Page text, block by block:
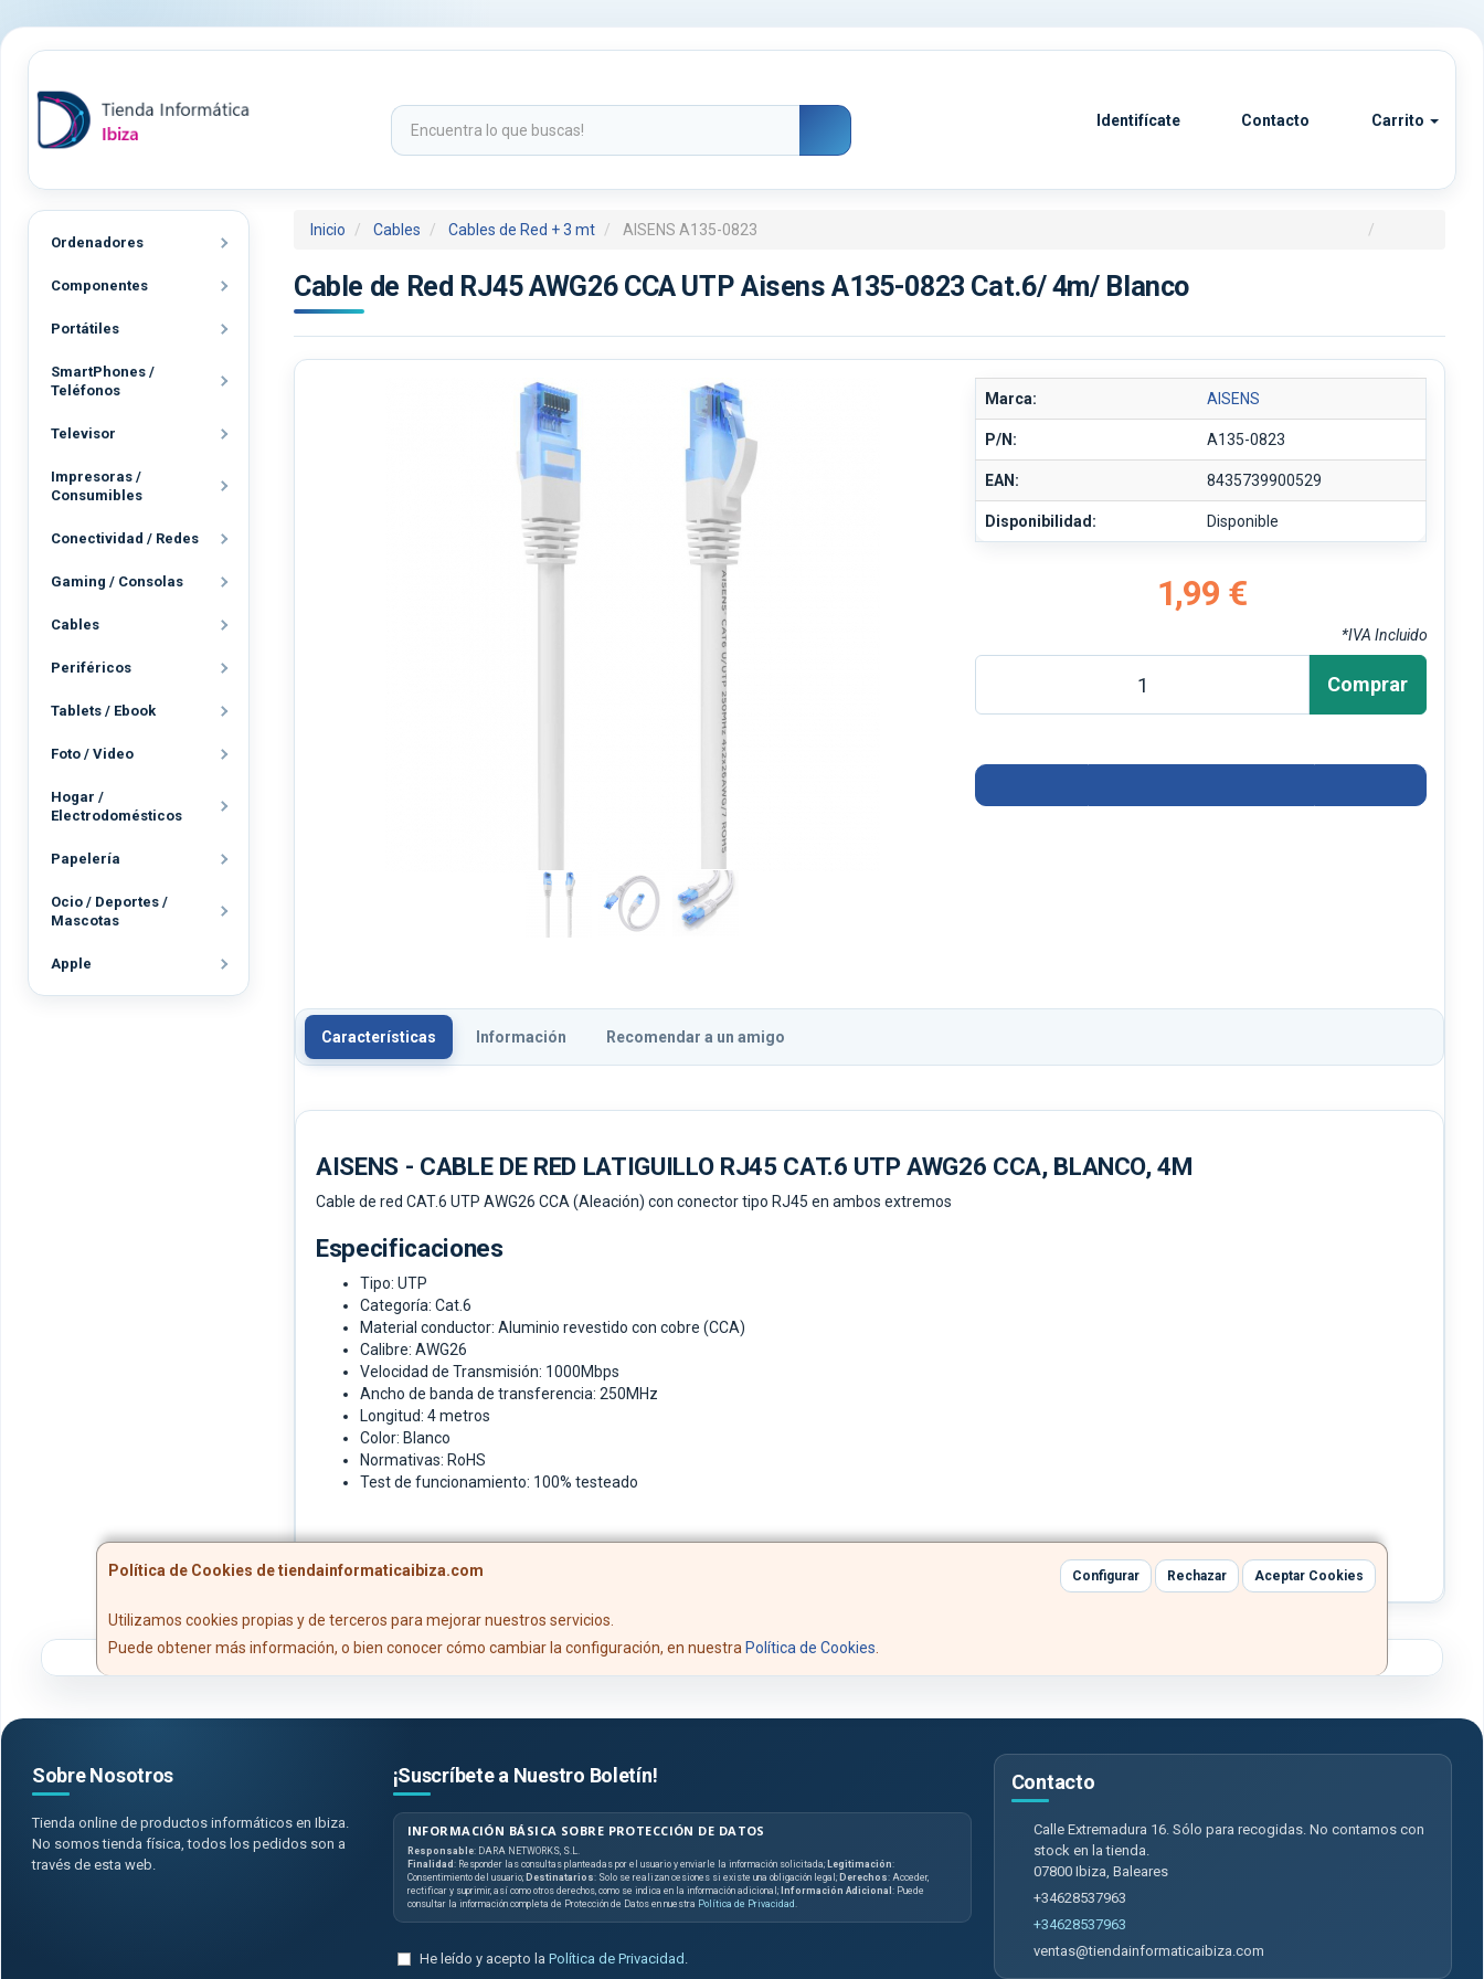
Identifícate Contacto Carrito
Ordenadores
Componentes
Portátiles
SmartPhones /
Teléfonos
Televisor
Impresoras /
Consumibles
Conectividad / Redes
Gaming / Consolas
Cables
Periféricos
Tablets / Ebook
Foto / Video
Hogar /
Electrodomésticos
Papelería
Ocio / Deportes /
Mascotas
Apple
Inicio Cables Cables de Red + 3 mt AISENS A135-0823
Cable de Red RJ45 AWG26 CCA UTP Aisens A135-0823 Cat.6/ 4m/ Blanco
Marca: AISENS
P/N: A135-0823
EAN: 8435739900529
Disponibilidad: Disponible
1,99 €
*IVA Incluido
Comprar
Características Información Recomendar a un amigo
AISENS - CABLE DE RED LATIGUILLO RJ45 CAT.6 UTP AWG26 CCA, BLANCO, 4M
Cable de red CAT.6 UTP AWG26 CCA (Aleación) con conector tipo RJ45 en ambos extremos
Especificaciones
Tipo: UTP
Categoría: Cat.6
Material conductor: Aluminio revestido con cobre (CCA)
Calibre: AWG26
Velocidad de Transmisión: 1000Mbps
Ancho de banda de transferencia: 250MHz
Longitud: 4 metros
Color: Blanco
Normativas: RoHS
Test de funcionamiento: 100% testeado
Política de Cookies de tiendainformaticaibiza.com Configurar Rechazar Aceptar Cookies
Utilizamos cookies propias y de terceros para mejorar nuestros servicios.
Puede obtener más información, o bien conocer cómo cambiar la configuración, en nuestra Política de Cookies.
Sobre Nosotros
Tienda online de productos informáticos en Ibiza.
No somos tienda física, todos los pedidos son a
través de esta web.
¡Suscríbete a Nuestro Boletín!
INFORMACIÓN BÁSICA SOBRE PROTECCIÓN DE DATOS
Responsable: DARA NETWORKS, S.L.
Finalidad : Responder las consultas planteadas por el usuario y enviarle la información solicitada; Legitimación:
Consentimiento del usuario; Destinatarios: Solo se realizan cesiones si existe una obligación legal; Derechos: Acceder,
rectificar y suprimir, así como otros derechos, como se indica en la información adicional; Información Adicional : Puede
consultar la información completa de Protección de Datos en nuestra Política de Privacidad.
He leído y acepto la Política de Privacidad .
Contacto
Calle Extremadura 16. Sólo para recogidas. No contamos con
stock en la tienda.
07800 Ibiza, Baleares
+34628537963
+34628537963
ventas@tiendainformaticaibiza.com